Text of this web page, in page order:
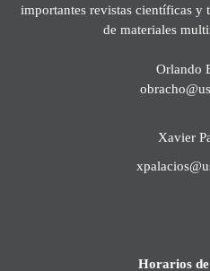
importantes revistas científicas y
de materiales
Orlando
Xavier
Horarios